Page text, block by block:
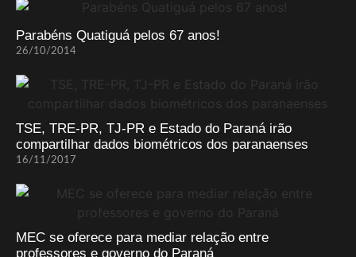
Parabéns Quatiguá pelos 67 anos!
26/10/2014
TSE, TRE-PR, TJ-PR e Estado do Paraná irão
compartilhar dados biométricos dos paranaenses
16/11/2017
MEC se oferece para mediar relação entre
professores e governo do Paraná